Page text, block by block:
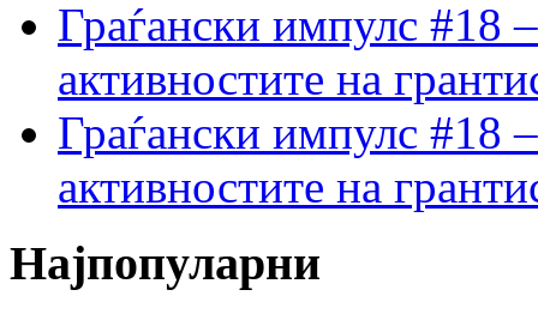
Граѓански импулс #18
активностите на
Граѓански импулс #18
активностите на
Најпопуларни